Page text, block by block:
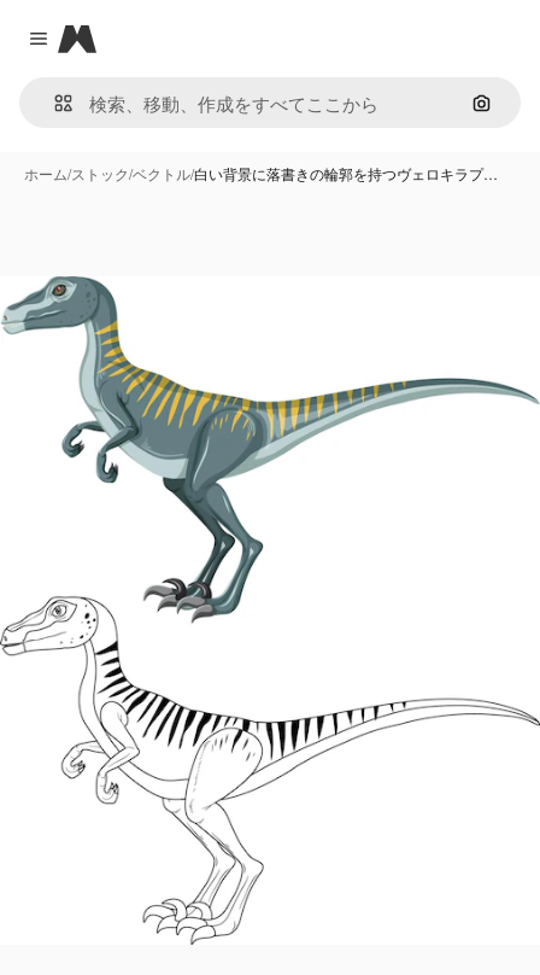
Close menu
Magnific
画像で
ホーム/ストック/ベクトル/白い背景に落書きの輪郭を持つヴェロキラプ…